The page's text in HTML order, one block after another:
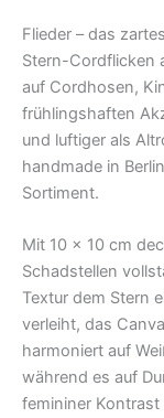
Flieder – das
Stern-Cordflicken
auf Cordhosen,
frühlingshaften
und luftiger als
handmade in
Sortiment.
Mit 10 × 10 cm
Schadstellen
Textur dem Stern
verleiht, das
harmoniert auf
während es auf
femininer Kontrast